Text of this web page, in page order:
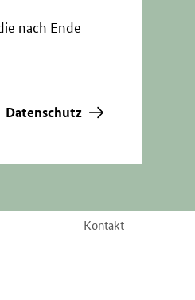
nach Ende
Datenschutz
Kontakt